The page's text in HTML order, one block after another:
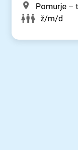
Pomurje –
ž/m/d